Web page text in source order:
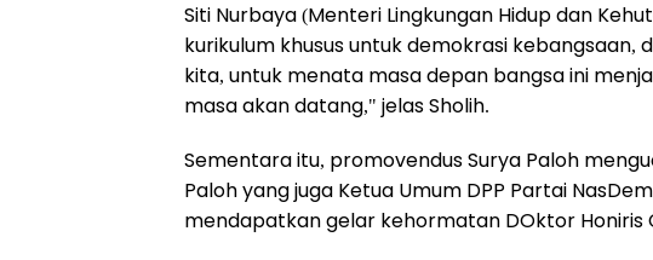
Siti Nurbaya (Menteri Lingkungan Hidup dan
kurikulum khusus untuk demokrasi kebangsaan,
kita, untuk menata masa depan bangsa ini
masa akan datang," jelas Sholih.
Sementara itu, promovendus Surya Paloh
Paloh yang juga Ketua Umum DPP Partai
mendapatkan gelar kehormatan DOktor Honiris